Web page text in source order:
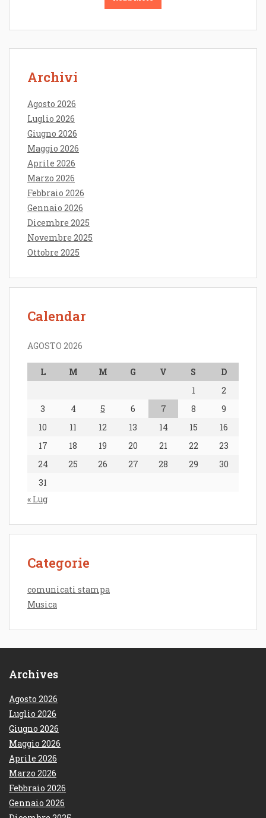
Archivi
Agosto 2026
Luglio 2026
Giugno 2026
Maggio 2026
Aprile 2026
Marzo 2026
Febbraio 2026
Gennaio 2026
Dicembre 2025
Novembre 2025
Ottobre 2025
Calendar
AGOSTO 2026
L M M G V S
D
1
2
3
4 5 6 7 8
9
10
11 12 13 14 15
16
17
18 19 20 21 22
23
24
25 26 27 28 29
30
31
« Lug
Categorie
comunicati stampa
Musica
Archives
Agosto 2026
Luglio 2026
Giugno 2026
Maggio 2026
Aprile 2026
Marzo 2026
Febbraio 2026
Gennaio 2026